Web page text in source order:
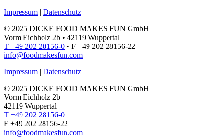
Impressum | Datenschutz
© 2025 DICKE FOOD MAKES FUN GmbH
Vorm Eichholz 2b • 42119 Wuppertal
T +49 202 28156-0 • F +49 202 28156-22
info@foodmakesfun.com
Impressum | Datenschutz
© 2025 DICKE FOOD MAKES FUN GmbH
Vorm Eichholz 2b
42119 Wuppertal
T +49 202 28156-0
F +49 202 28156-22
info@foodmakesfun.com